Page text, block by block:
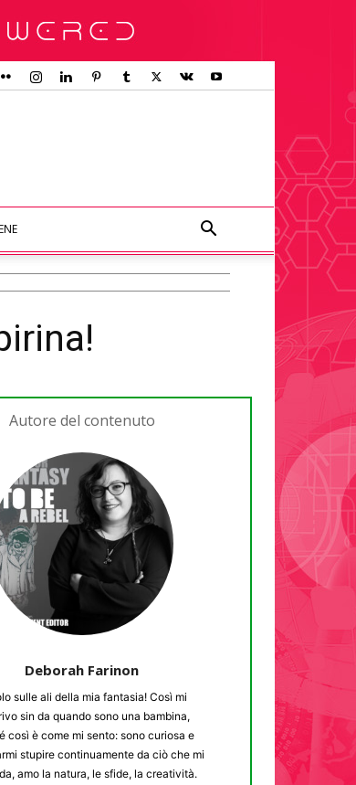
Autore del contenuto
Deborah Farinon
sulle ali della mia fantasia! Così mi
sin da quando sono una bambina,
così è come mi sento: sono curiosa e
stupire continuamente da ciò che mi
amo la natura, le sfide, la creatività.